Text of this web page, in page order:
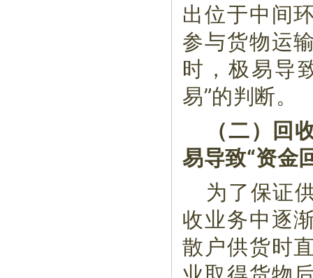
出位于中间
参与货物运
时，极易导
易”的判断。
（二）回
易导致“资金
为了保证
收业务中逐
散户供货时